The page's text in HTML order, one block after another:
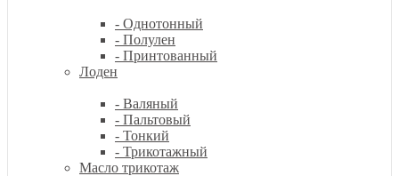
- Однотонный
- Полулен
- Принтованный
Лоден
- Валяный
- Пальтовый
- Тонкий
- Трикотажный
Масло трикотаж